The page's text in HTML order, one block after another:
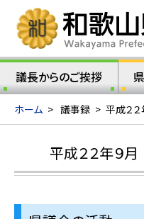
議長からのご挨拶
ホーム > 議事録 > 平成２
平成２２年９